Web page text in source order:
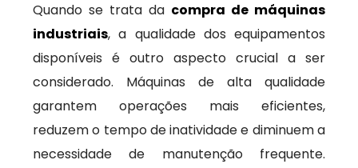
Quando se trata da compra de máquinas
industriais, a qualidade dos equipamentos
disponíveis é outro aspecto crucial a ser
considerado. Máquinas de alta qualidade
garantem operações mais eficientes,
reduzem o tempo de inatividade e diminuem a
necessidade de manutenção frequente.